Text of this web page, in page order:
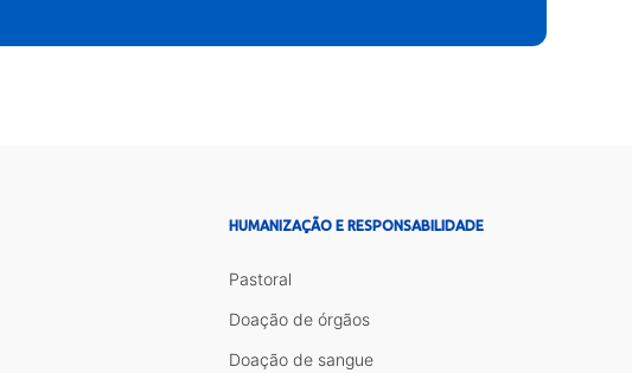
HUMANIZAÇÃO E RESPONSABILIDADE
Pastoral
Doação de órgãos
Doação de sangue